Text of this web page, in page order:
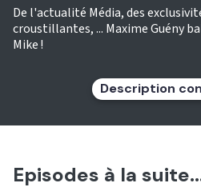
De l'actualité Média, des
croustillantes, ... Maxime Guény
Mike !
Description
Episodes à la